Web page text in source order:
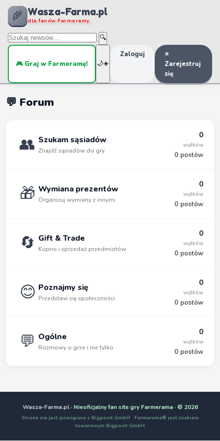
🌾 Wasza-Farma.pl
dla fanów Farmeramy
🔍
🎮 Graj w Farmeramę! 🌙☀️
Zaloguj
⭐
Zarejestruj
się
💬 Forum
👥 Szukam sąsiadów
Znajdź sąsiadów do gry
0
wątków
0 postów
🎁 Wymiana prezentów
Organizuj wymiany z innymi
0
wątków
0 postów
🔄 Gift & Trade
Kupno i sprzedaż przedmiotów
0
wątków
0 postów
😊 Poznajmy się
Przedstaw się społeczności
0
wątków
0 postów
💬 Ogólne
Rozmowy o grze i nie tylko
0
wątków
0 postów
Wasza-Farma.pl· Nieoficjalny fan site gry Farmerama · © 2026
Strona nie jest powiązana z Bigpoint GmbH · Farmerama® jest znakiem
towarowym Bigpoint GmbH